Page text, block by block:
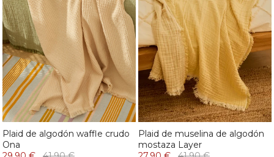
Plaid de algodón waffle crudo
Ona
Plaid de muselina de algodón
mostaza Layer